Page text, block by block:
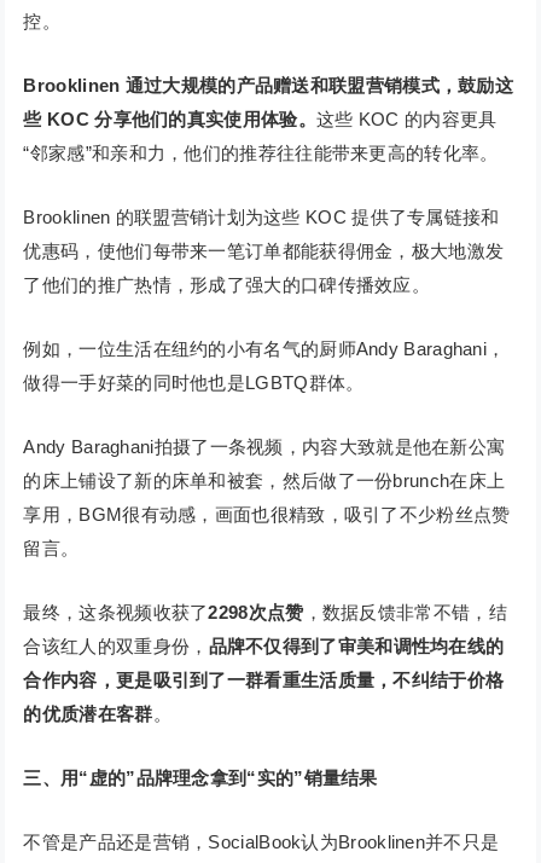
控。
Brooklinen 通过大规模的产品赠送和联盟营销模式，鼓励这
些 KOC 分享他们的真实使用体验。 这些 KOC 的内容更具
“邻家感”和亲和力，他们的推荐往往能带来更高的转化率。
Brooklinen 的联盟营销计划为这些 KOC 提供了专属链接和
优惠码，使他们每带来一笔订单都能获得佣金，极大地激发
了他们的推广热情，形成了强大的口碑传播效应。
例如，一位生活在纽约的小有名气的厨师Andy Baraghani，
做得一手好菜的同时他也是LGBTQ群体。
Andy Baraghani拍摄了一条视频，内容大致就是他在新公寓
的床上铺设了新的床单和被套，然后做了一份brunch在床上
享用，BGM很有动感，画面也很精致，吸引了不少粉丝点赞
留言。
最终，这条视频收获了2298次点赞 ，数据反馈非常不错，结
合该红人的双重身份， 品牌不仅得到了审美和调性均在线的
合作内容，更是吸引到了一群看重生活质量，不纠结于价格
的优质潜在客群。
三、用“虚的”品牌理念拿到“实的”销量结果
不管是产品还是营销，SocialBook认为Brooklinen并不只是